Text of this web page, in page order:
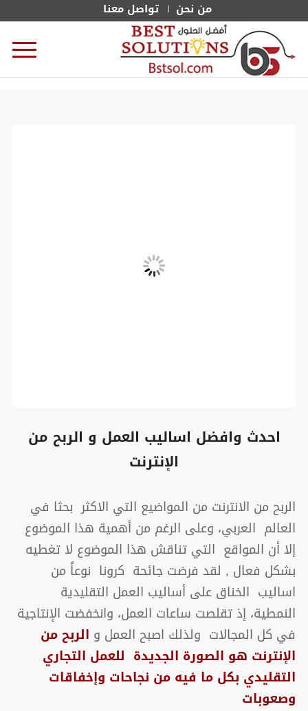
من نحن تواصل معنا
احدث وافضل اساليب العمل و الربح من
الإنترنت
الربح من الانترنت من المواضيع التي الاكثر بحثا في
العالم العربي، وعلى الرغم من أهمية هذا الموضوع
إلا أن المواقع التي تناقش هذا الموضوع لا تغطيه
بشكل فعال , لقد فرضت جائحة كرونا نوعاً من
اساليب الخناق على أساليب العمل التقليدية
النمطية، إذ تقلصت ساعات العمل، وانخفضت الإنتاجية
في كل المجالات ولذلك اصبح العمل و الربح من
الإنترنت هو الصورة الجديدة للعمل التجاري
التقليدي بكل ما فيه من نجاحات وإخفاقات
وصعوبات